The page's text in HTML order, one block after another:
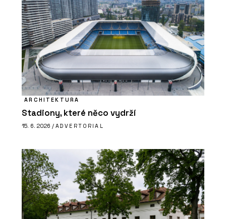
ARCHITEKTURA
Stadiony, které něco vydrží
15. 6. 2026 / ADVERTORIAL